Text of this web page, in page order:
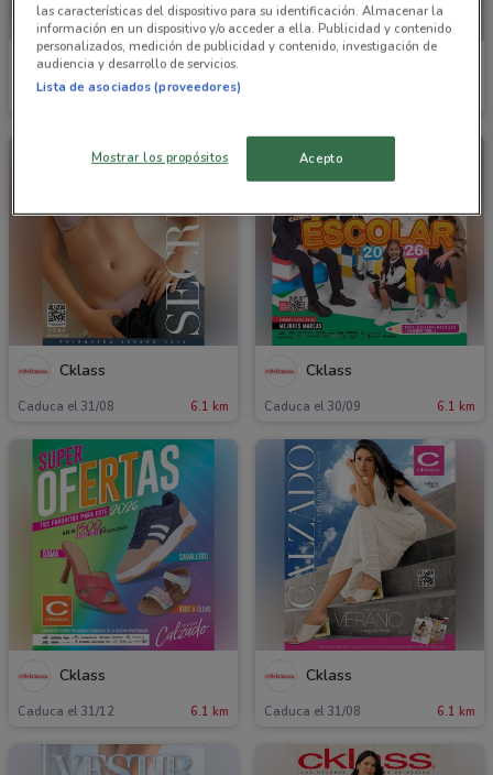
Cklass
Cklass
Caduca el 31/08 6.1 km
Cklass
Caduca el 30/09 6.1 km
Cklass
Caduca el 31/12 6.1 km
Cklass
Caduca el 31/08 6.1 km
las características del dispositivo para su identificación. Almacenar la
información en un dispositivo y/o acceder a ella. Publicidad y contenido
personalizados, medición de publicidad y contenido, investigación de
audiencia y desarrollo de servicios.
Lista de asociados (proveedores)
Mostrar los propósitos Acepto